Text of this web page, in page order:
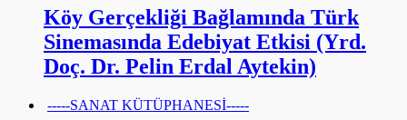
Köy Gerçekliği Bağlamında Türk
Sinemasında Edebiyat Etkisi (Yrd.
Doç. Dr. Pelin Erdal Aytekin)
-----SANAT KÜTÜPHANESİ-----